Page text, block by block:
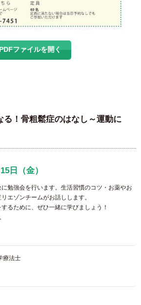
PDFファイルを開く
る！骨粗鬆症のはなし～運動に
日（金）
勉強会を行います。生活習慣のコツ・お薬やお
エゾンチームがお話しします。
るために、ぜひ一緒に学びましょう！
療法士